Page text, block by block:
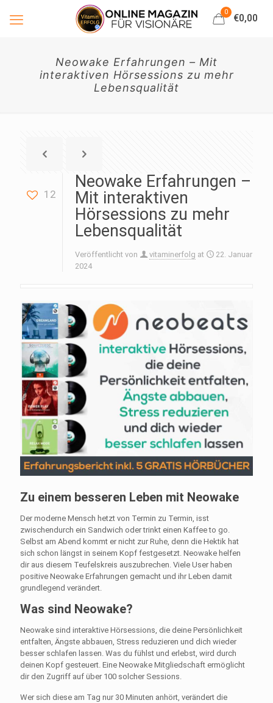
0
€0,00
Neowake Erfahrungen – Mit
interaktiven Hörsessions zu mehr
Lebensqualität
12
Neowake Erfahrungen –
Mit interaktiven
Hörsessions zu mehr
Lebensqualität
Veröffentlicht von vitaminerfolg at
22. Januar
2024
Zu einem besseren Leben mit Neowake
Der moderne Mensch hetzt von Termin zu Termin, isst
zwischendurch ein Sandwich oder trinkt einen Kaffee to go.
Selbst am Abend kommt er nicht zur Ruhe, denn die Hektik hat
sich schon längst in seinem Kopf festgesetzt. Neowake helfen
dir aus diesem Teufelskreis auszubrechen. Viele User haben
positive Neowake Erfahrungen gemacht und ihr Leben damit
grundlegend verändert.
Was sind Neowake?
Neowake sind interaktive Hörsessions, die deine Persönlichkeit
entfalten, Ängste abbauen, Stress reduzieren und dich wieder
besser schlafen lassen. Was du fühlst und erlebst, wird durch
deinen Kopf gesteuert. Eine Neowake Mitgliedschaft ermöglicht
dir den Zugriff auf über 100 solcher Sessions.
Wer sich diese am Tag nur 30 Minuten anhört, verändert die